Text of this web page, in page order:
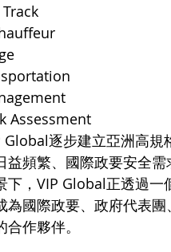
Assessment
Global逐步建立亞洲高
益頻繁、國際政要安全
下，VIP Global正透過
為國際政要、政府代表
作夥伴。